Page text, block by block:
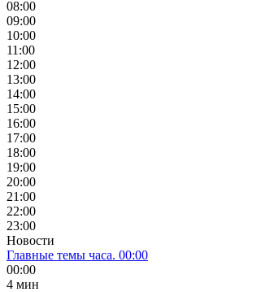
08:00
09:00
10:00
11:00
12:00
13:00
14:00
15:00
16:00
17:00
18:00
19:00
20:00
21:00
22:00
23:00
Новости
Главные темы часа. 00:00
00:00
4 мин